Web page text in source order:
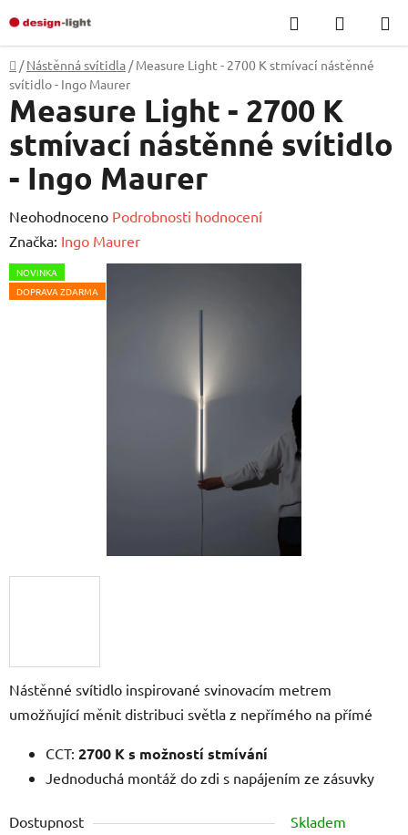
na
obsah
Hledat
KOŠÍK
Domů
/ Nástěnná svítidla / Measure Light - 2700 K stmívací nástěnné
svítidlo - Ingo Maurer
Nástěnné svítidlo inspirované svinovacím metrem
umožňující měnit distribuci světla z nepřímého na přímé
CCT: 2700 K s možností stmívání
Jednoduchá montáž do zdi s napájením ze zásuvky
Dostupnost
Skladem
Measure Light - 2700 K
stmívací nástěnné svítidlo
- Ingo Maurer
Průměrné
hodnocení
produktu
je
Neohodnoceno Podrobnosti hodnocení
Značka: Ingo Maurer
NOVINKA
DOPRAVA ZDARMA